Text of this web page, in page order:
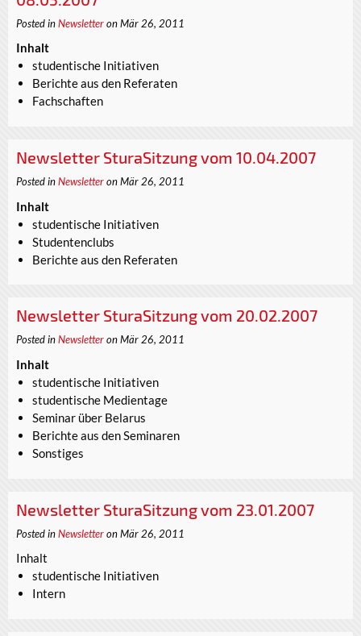
Posted inNewsletteron Mär 26, 2011
Inhalt
studentische Initiativen
Berichte aus den Referaten
Fachschaften
Newsletter SturaSitzung vom 10.04.2007
Posted inNewsletteron Mär 26, 2011
Inhalt
studentische Initiativen
Studentenclubs
Berichte aus den Referaten
Newsletter SturaSitzung vom 20.02.2007
Posted inNewsletteron Mär 26, 2011
Inhalt
studentische Initiativen
studentische Medientage
Seminar über Belarus
Berichte aus den Seminaren
Sonstiges
Newsletter SturaSitzung vom 23.01.2007
Posted inNewsletteron Mär 26, 2011
Inhalt
studentische Initiativen
Intern